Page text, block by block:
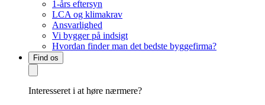
1-års eftersyn
LCA og klimakrav
Ansvarlighed
Vi bygger på indsigt
Hvordan finder man det bedste byggefirma?
Find os
Interesseret i at høre nærmere?